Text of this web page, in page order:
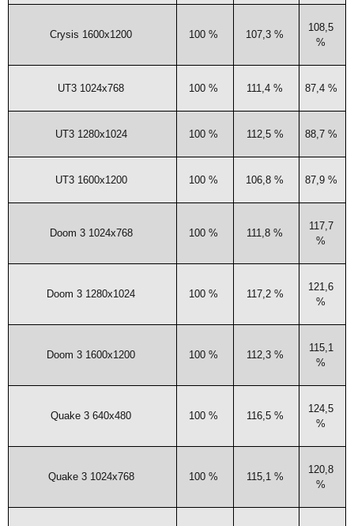
Crysis 1600x1200 100 % 107,3 %
108,5
%
UT3 1024x768 100 % 111,4 % 87,4 %
UT31280x1024 100 % 112,5 % 88,7 %
UT31600x1200 100 % 106,8 % 87,9 %
Doom 3 1024x768 100 % 111,8 %
117,7
%
Doom 3 1280x1024 100 % 117,2 %
121,6
%
Doom 3 1600x1200 100 % 112,3 %
115,1
%
Qua­ke 3 640x480 100 % 116,5 %
124,5
%
Qua­ke 3 1024x768 100 % 115,1 %
120,8
%